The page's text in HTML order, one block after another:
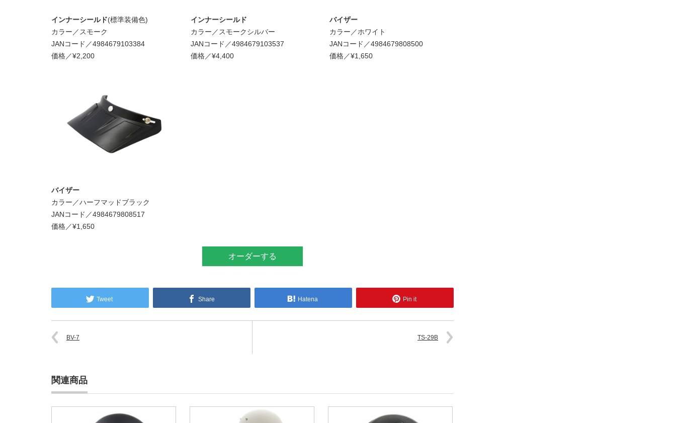
インナーシールド(標準装備色)
カラー／スモーク
JANコード／4984679103384
価格／¥2,200
インナーシールド
カラー／スモークシルバー
JANコード／4984679103537
価格／¥4,400
バイザー
カラー／ホワイト
JANコード／4984679808500
価格／¥1,650
バイザー
カラー／ハーフマッドブラック
JANコード／4984679808517
価格／¥1,650
オーダーする
Tweet Share Hatena Pin it
BV-7 TS-29B
関連商品